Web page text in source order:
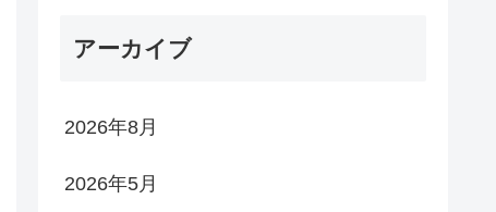
アーカイブ
2026年8月
2026年5月